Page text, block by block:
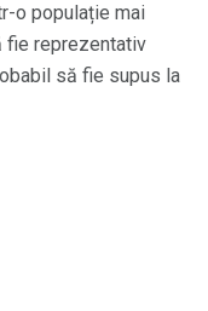
o populație mai
fie reprezentativ
să fie supus la